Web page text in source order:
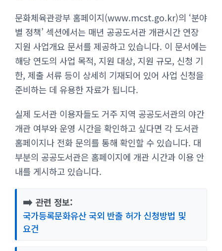
문화체육관광부 홈페이지(www.mcst.go.kr)의 ‘분야
별 정책’ 섹션에서는 매년 공공도서관 개관시간 연장
지원 사업개요 문서를 제공하고 있습니다. 이 문서에는
해당 연도의 사업 목적, 지원 대상, 지원 규모, 신청 기
한, 제출 서류 등이 상세히 기재되어 있어 사업 신청을
준비하는 데 유용한 자료가 됩니다.
실제 도서관 이용자들도 거주 지역 공공도서관의 야간
개관 여부와 운영 시간을 확인하고 싶다면 각 도서관
홈페이지나 전화 문의를 통해 확인할 수 있습니다. 대
부분의 공공도서관은 홈페이지에 개관 시간과 이용 안
내를 게시하고 있습니다.
➡️ 관련 정보:
국가등록문화유산 국외 반출 허가 신청방법 및
요건